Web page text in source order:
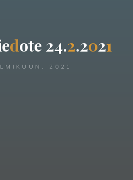
edote 24.2.2021
2021